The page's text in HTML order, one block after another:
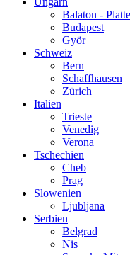
Balaton -
Budapest
Györ
Schweiz
Bern
Schaffhausen
Zürich
Italien
Trieste
Venedig
Verona
Tschechien
Cheb
Prag
Slowenien
Ljubljana
Serbien
Belgrad
Nis